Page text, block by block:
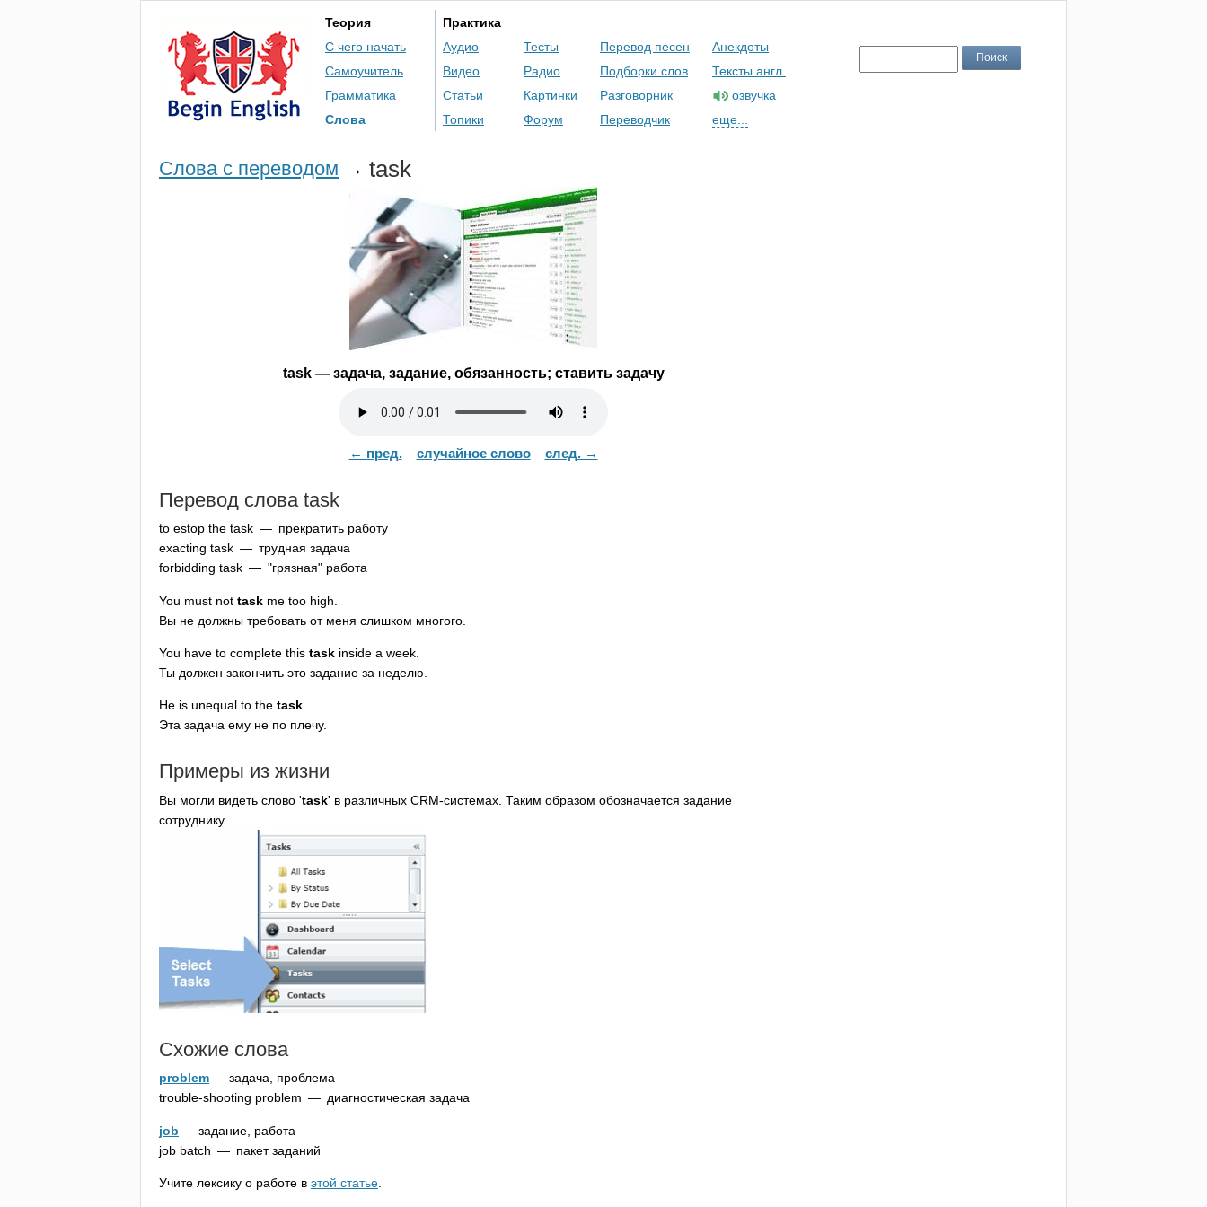
Теория
С чего начать
Самоучитель
Грамматика
Слова
Практика
Аудио
Видео
Статьи
Топики
Тесты
Радио
Картинки
Форум
Перевод песен
Подборки слов
Разговорник
Переводчик
Анекдоты
Тексты англ.
озвучка
еще...
Слова с переводом → task
task— задача, задание, обязанность; ставить задачу
← пред. случайное слово след. →
Перевод слова task
to estop the task — прекратить работу
exacting task — трудная задача
forbidding task — "грязная" работа
You must not task me too high
Вы не должны требовать от меня слишком многого.
You have to complete this task inside a week
Ты должен закончить это задание за неделю.
He is unequal to the task.
Эта задача ему не по плечу.
Примеры из жизни
Вы могли видеть слово 'task' в различных CRM-системах. Таким образом обозначается задание
сотруднику.
Схожие слова
problem — задача, проблема
trouble-shooting problem — диагностическая задача
job — задание, работа
job batch — пакет заданий
Учите лексику о работе в этой статье